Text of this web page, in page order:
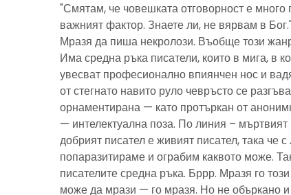
"Смятам, че човешката отговорност е
важният фактор. Знаете ли, не вярвам в
Мразя да пиша некролози. Въобще този
Има средна ръка писатели, които в мига, в
увесват професионално впиянчен нос и
от стегнато навито руло чевръсто се
орнаментирана — като протъркан от
— интелектуална поза. По линия –
добрият писател е живият писател, така че с
попаразитираме и ограбим каквото може.
писателите средна ръка. Бррр. Мразя го
може да мрази — го мразя. Но не объркано